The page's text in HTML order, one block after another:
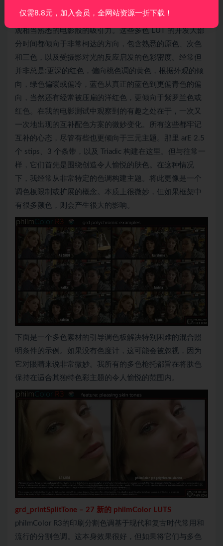
Split Tones 结合使用，以创建非常多样化的外观，这些外
观相当熟悉的电影般的吸引力。这些多色 LUT 的开发大部
分时间都倾向于非常柯达的方向，包含熟悉的原色、次色
和三色，以及受摄影对光的反应启发的色彩密度。经常但
并非总是;更深的红色，偏向桃色调的黄色，根据外观的倾
向，绿色偏暖或偏冷，蓝色从真正的蓝色到更偏青色的偏
向，当然还有经常被压扁的洋红色，更倾向于紫罗兰色或
红色。在我的电影测试中观察到的有趣之处在于，一次又
一次地出现的互补配色方案的微妙变化。所有这些都牢记
互补的心态，尽管有些也更倾向于三元主题。那里 arE 2.5
个 stips、3 个条带，以及 Triadic 构建在这里。但与往常一
样，它们首先是围绕创造令人愉悦的肤色。在这种情况
下，我经常从非常特定的色调构建主题。将此更像是一个
调色板限制或扩展的概念。本质上很微妙，但如果框架中
有很多颜色，则会产生很大的影响。
下面是一个多色素材的引导调色板解决特别困难的混合照
明条件的示例。如果没有色度计，这可能会被忽视，因为
它对眼睛来说非常微妙。我所有的多色枪托都旨在将肤色
保持在适合其独特色彩主题的令人愉悦的范围内。
grd_ printSplitTone – 27 新的 philmColor LUTS
philmColor R3的印刷分割色调基于现代和复古时代常用和
流行的分割色调。这本身效果很好，但如果将它们与多色
仅需8.8元，加入会员，全网站资源一折下载！